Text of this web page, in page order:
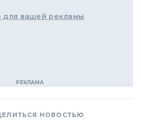
для вашей рекламы
НОВОСТЬЮ